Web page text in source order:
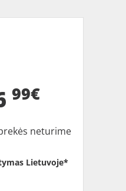
99€
neturime
Lietuvoje*